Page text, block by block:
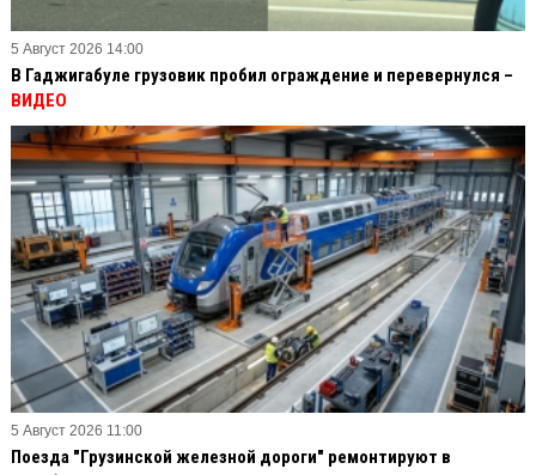
5 Август 2026 14:00
В Гаджигабуле грузовик пробил ограждение и перевернулся –
ВИДЕО
5 Август 2026 11:00
Поезда "Грузинской железной дороги" ремонтируют в